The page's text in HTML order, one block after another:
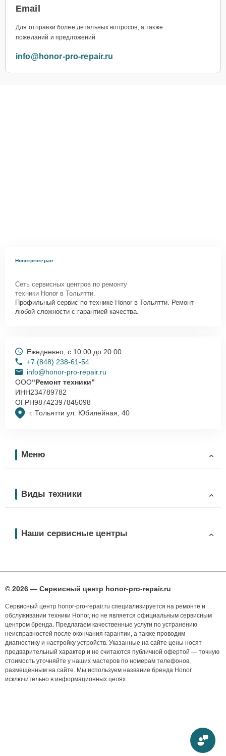
Email
Для отправки более детальных вопросов, а также
пожеланий и предложений
info@honor-pro-repair.ru
Honorprorepair
Сеть сервисных центров по ремонту
техники Honor в Тольятти.
Профильный сервис по технике Honor в Тольятти. Ремонт
любой сложности с гарантией качества.
г. Тольятти ул. Юбилейная, 40
Ежедневно, с 10:00 до 20:00
+7 (848) 238-61-54
info@honor-pro-repair.ru
ООО“Ремонт техники”
ИНН234789782
ОГРН98742397845098
Меню
Виды техники
Наши сервисные центры
© 2026 — Сервисный центр honor-pro-repair.ru
Сервисный центр honor-pro-repair.ru специализируется на ремонте и
обслуживании техники Honor, но не является официальным сервисным
центром бренда. Предлагаем качественные услуги по устранению
неисправностей после окончания гарантии, а также проводим
диагностику и настройку устройств. Указанные на сайте цены носят
предварительный характер и не считаются публичной офертой — точную
стоимость уточняйте у наших мастеров по номерам телефонов,
размещённым на сайте. Мы используем название бренда Honor
исключительно в информационных целях.